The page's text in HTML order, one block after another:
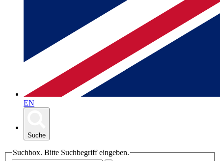
EN
Suche
Suchbox. Bitte Suchbegriff eingeben.